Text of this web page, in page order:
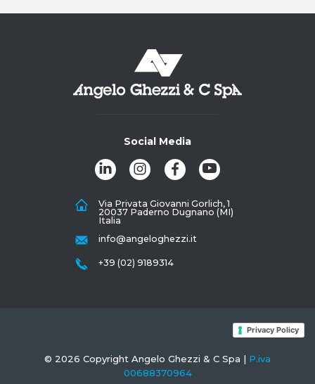
Social Media
Via Privata Giovanni Gorlich, 1
20037 Paderno Dugnano (MI)
Italia
info@angeloghezzi.it
+39 (02) 9189314
Privacy Policy
© 2026 Copyright Angelo Ghezzi & C Spa | P.iva
00688370964